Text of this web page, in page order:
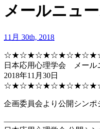
メールニュ
11月 30th, 2018
日本応用心理学会 メール
2018年11月30日
企画委員会より公開シンポ